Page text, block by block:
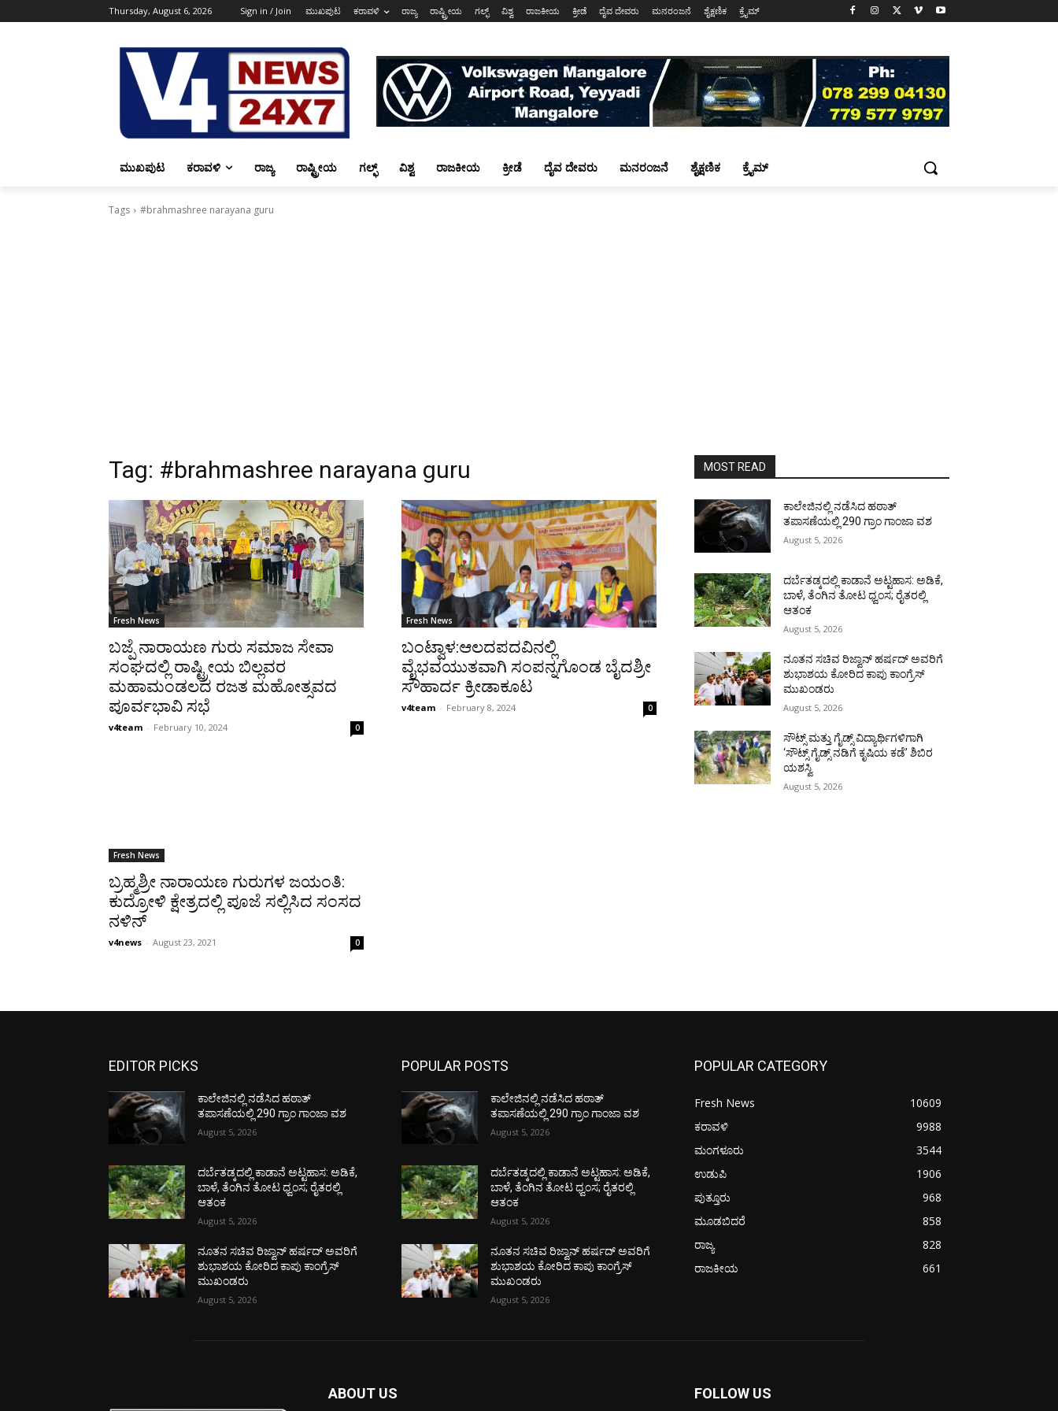
Thursday, August 6, 2026 Sign in / Join ಮುಖಪುಟ ಕರಾವಳಿ ರಾಜ್ಯ ರಾಷ್ಟ್ರೀಯ ಗಲ್ಫ್ ವಿಶ್ವ ರಾಜಕೀಯ ಕ್ರೀಡೆ ದೈವ ದೇವರು ಮನರಂಜನೆ ಶೈಕ್ಷಣಿಕ ಕ್ರೈಮ್
ಮುಖಪುಟ ಕರಾವಳಿ ರಾಜ್ಯ ರಾಷ್ಟ್ರೀಯ ಗಲ್ಫ್ ವಿಶ್ವ ರಾಜಕೀಯ ಕ್ರೀಡೆ ದೈವ ದೇವರು ಮನರಂಜನೆ ಶೈಕ್ಷಣಿಕ ಕ್ರೈಮ್
Tags #brahmashree narayana guru
Tag: #brahmashree narayana guru
Fresh News
ಬಜ್ಪೆ ನಾರಾಯಣ ಗುರು ಸಮಾಜ ಸೇವಾ
ಸಂಘದಲ್ಲಿ ರಾಷ್ಟ್ರೀಯ ಬಿಲ್ಲವರ
ಮಹಾಮಂಡಲದ ರಜತ ಮಹೋತ್ಸವದ
ಪೂರ್ವಭಾವಿ ಸಭೆ
v4team - February 10, 2024 0
Fresh News
ಬಂಟ್ವಾಳ:ಆಲದಪದವಿನಲ್ಲಿ
ವೈಭವಯುತವಾಗಿ ಸಂಪನ್ನಗೊಂಡ ಬೈದಶ್ರೀ
ಸೌಹಾರ್ದ ಕ್ರೀಡಾಕೂಟ
v4team - February 8, 2024 0
Fresh News
ಬ್ರಹ್ಮಶ್ರೀ ನಾರಾಯಣ ಗುರುಗಳ ಜಯಂತಿ:
ಕುದ್ರೋಳಿ ಕ್ಷೇತ್ರದಲ್ಲಿ ಪೂಜೆ ಸಲ್ಲಿಸಿದ ಸಂಸದ
ನಳಿನ್
v4news - August 23, 2021 0
MOST READ
ಕಾಲೇಜಿನಲ್ಲಿ ನಡೆಸಿದ ಹಠಾತ್
ತಪಾಸಣೆಯಲ್ಲಿ 290 ಗ್ರಾಂ ಗಾಂಜಾ ವಶ
August 5, 2026
ದರ್ಬೆತಡ್ಕದಲ್ಲಿ ಕಾಡಾನೆ ಅಟ್ಟಹಾಸ: ಅಡಿಕೆ,
ಬಾಳೆ, ತೆಂಗಿನ ತೋಟ ಧ್ವಂಸ; ರೈತರಲ್ಲಿ
ಆತಂಕ
August 5, 2026
ನೂತನ ಸಚಿವ ರಿಜ್ವಾನ್ ಹರ್ಷದ್ ಅವರಿಗೆ
ಶುಭಾಶಯ ಕೋರಿದ ಕಾಪು ಕಾಂಗ್ರೆಸ್
ಮುಖಂಡರು
August 5, 2026
ಸೌಟ್ಸ್ ಮತ್ತು ಗೈಡ್ಸ್ ವಿದ್ಯಾರ್ಥಿಗಳಿಗಾಗಿ
‘ಸೌಟ್ಸ್ ಗೈಡ್ಸ್ ನಡಿಗೆ ಕೃಷಿಯ ಕಡೆ’ ಶಿಬಿರ
ಯಶಸ್ವಿ
August 5, 2026
EDITOR PICKS
ಕಾಲೇಜಿನಲ್ಲಿ ನಡೆಸಿದ ಹಠಾತ್
ತಪಾಸಣೆಯಲ್ಲಿ 290 ಗ್ರಾಂ ಗಾಂಜಾ ವಶ
August 5, 2026
ದರ್ಬೆತಡ್ಕದಲ್ಲಿ ಕಾಡಾನೆ ಅಟ್ಟಹಾಸ: ಅಡಿಕೆ,
ಬಾಳೆ, ತೆಂಗಿನ ತೋಟ ಧ್ವಂಸ; ರೈತರಲ್ಲಿ
ಆತಂಕ
August 5, 2026
ನೂತನ ಸಚಿವ ರಿಜ್ವಾನ್ ಹರ್ಷದ್ ಅವರಿಗೆ
ಶುಭಾಶಯ ಕೋರಿದ ಕಾಪು ಕಾಂಗ್ರೆಸ್
ಮುಖಂಡರು
August 5, 2026
POPULAR POSTS
ಕಾಲೇಜಿನಲ್ಲಿ ನಡೆಸಿದ ಹಠಾತ್
ತಪಾಸಣೆಯಲ್ಲಿ 290 ಗ್ರಾಂ ಗಾಂಜಾ ವಶ
August 5, 2026
ದರ್ಬೆತಡ್ಕದಲ್ಲಿ ಕಾಡಾನೆ ಅಟ್ಟಹಾಸ: ಅಡಿಕೆ,
ಬಾಳೆ, ತೆಂಗಿನ ತೋಟ ಧ್ವಂಸ; ರೈತರಲ್ಲಿ
ಆತಂಕ
August 5, 2026
ನೂತನ ಸಚಿವ ರಿಜ್ವಾನ್ ಹರ್ಷದ್ ಅವರಿಗೆ
ಶುಭಾಶಯ ಕೋರಿದ ಕಾಪು ಕಾಂಗ್ರೆಸ್
ಮುಖಂಡರು
August 5, 2026
POPULAR CATEGORY
Fresh News
10609
ಕರಾವಳಿ
9988
ಮಂಗಳೂರು
3544
ಉಡುಪಿ
1906
ಪುತ್ತೂರು
968
ಮೂಡಬಿದರೆ
858
ರಾಜ್ಯ
828
ರಾಜಕೀಯ
661
ABOUT US FOLLOW US